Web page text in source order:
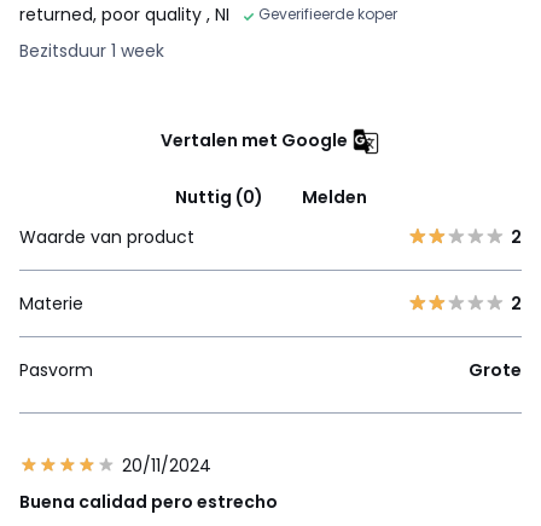
returned, poor quality , NI Geverifieerde koper
Bezitsduur 1 week
Vertalen met Google
Nuttig (0)
Melden
Waarde van product
2
Materie 2
Pasvorm Grote
20/11/2024
Buena calidad pero estrecho